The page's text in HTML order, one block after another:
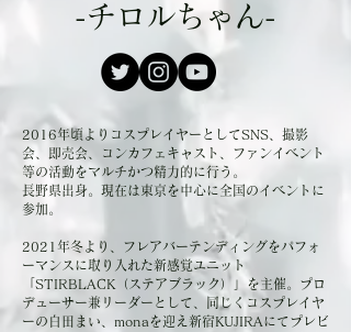
-チロルちゃん-
2016年頃よりコスプレイヤーとしてSNS、撮影
会、即売会、コンカフェキャスト、ファンイベント
等の活動をマルチかつ精力的に行う。
​長野県出身。現在は東京を中心に全国のイベントに
参加。
2021年冬より、フレアバーテンディングをパフォ
ーマンスに取り入れた新感覚ユニット
「STIRBLACK（ステアブラック）」を主催。プロ
デューサー兼リーダーとして、同じくコスプレイヤ
ーの白田まい、monaを迎え新宿KUJIRAにてプレビ